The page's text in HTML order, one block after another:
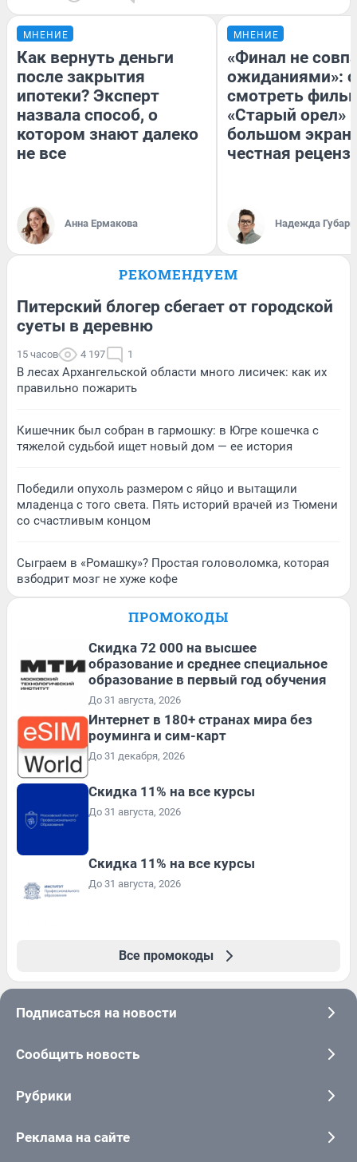
МНЕНИЕ
Как вернуть деньги
после закрытия
ипотеки? Эксперт
назвала способ, о
котором знают далеко
не все
Анна Ермакова
МНЕНИЕ
«Финал не
ожиданиями»:
смотреть
«Старый орел»
большом
честная
Надежда Губарь
РЕКОМЕНДУЕМ
Питерский блогер сбегает от городской
суеты в деревню
15 часов 4 197 1
В лесах Архангельской области много лисичек: как их
правильно пожарить
Кишечник был собран в гармошку: в Югре кошечка с
тяжелой судьбой ищет новый дом — ее история
Победили опухоль размером с яйцо и вытащили
младенца с того света. Пять историй врачей из Тюмени
со счастливым концом
Сыграем в «Ромашку»? Простая головоломка, которая
взбодрит мозг не хуже кофе
ПРОМОКОДЫ
Скидка 72 000 на высшее
образование и среднее специальное
образование в первый год обучения
До 31 августа, 2026
Интернет в 180+ странах мира без
роуминга и сим-карт
До 31 декабря, 2026
Скидка 11% на все курсы
До 31 августа, 2026
Скидка 11% на все курсы
До 31 августа, 2026
Все промокоды
Подписаться на новости
Сообщить новость
Рубрики
Реклама на сайте